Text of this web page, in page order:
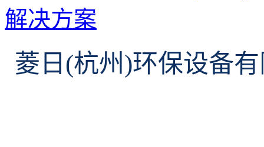
解决方案
菱日(杭州)环保设备